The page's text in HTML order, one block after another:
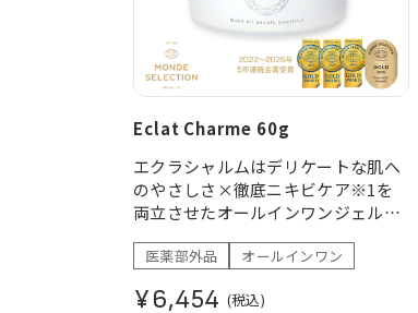
Eclat Charme 60g
エクラシャルムはデリケートな肌へ
のやさしさ×徹底ニキビケア※1を
両立させたオールインワンジェル。 2
リチルリチン酸ジカリウム」により、
に整えます。 また、粒子の大きさが違
医薬部外品 オールインワン
¥6,454 (税込)